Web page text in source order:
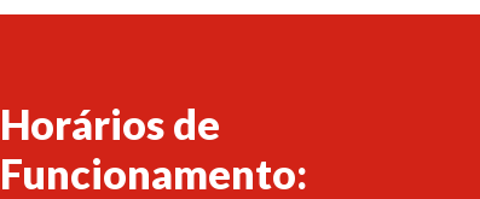
Horários de
Funcionamento: